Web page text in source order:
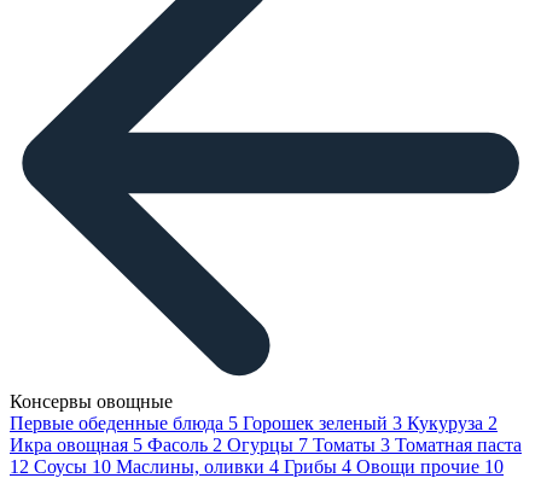
Консервы овощные
Первые обеденные блюда 5 Горошек зеленый 3 Кукуруза 2
Икра овощная 5 Фасоль 2 Огурцы 7 Томаты 3 Томатная паста
12 Соусы 10 Маслины, оливки 4 Грибы 4 Овощи прочие 10